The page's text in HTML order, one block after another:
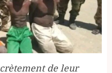
de leur